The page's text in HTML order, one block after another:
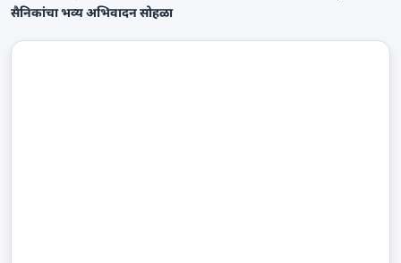
सैनिकांचा भव्य अभिवादन सोहळा